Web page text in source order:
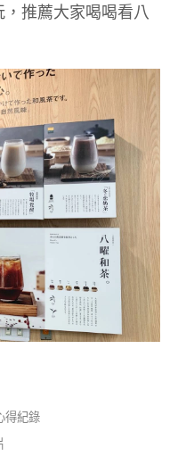
推薦大家喝喝看八
得紀錄